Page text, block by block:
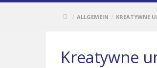
/ ALLGEMEIN / KREATYWNE
Kreatywne